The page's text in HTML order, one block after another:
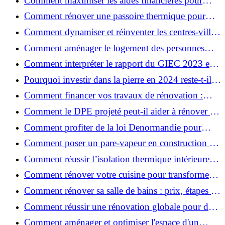
votre rénovation ?
Comment rénover une passoire thermique pour
une maison durable ?
Comment dynamiser et réinventer les centres-villes
avec Action Cœur de Ville ?
Comment aménager le logement des personnes
âgées et obtenir des aides financières ?
Comment interpréter le rapport du GIEC 2023 et
en retenir l'essentiel ?
Pourquoi investir dans la pierre en 2024 reste-t-il
un choix sûr ?
Comment financer vos travaux de rénovation :
aides, prêts et solutions pratiques ?
Comment le DPE projeté peut-il aider à rénover et
valoriser votre bien ?
Comment profiter de la loi Denormandie pour
investir dans l'ancien et défiscaliser ?
Comment poser un pare-vapeur en construction et
rénovation : rôle et erreurs à éviter?
Comment réussir l’isolation thermique intérieure
pour une maison économe en énergie ?
Comment rénover votre cuisine pour transformer
votre espace de vie ?
Comment rénover sa salle de bains : prix, étapes et
astuces ?
Comment réussir une rénovation globale pour des
économies et un confort durables?
Comment aménager et optimiser l'espace d'un